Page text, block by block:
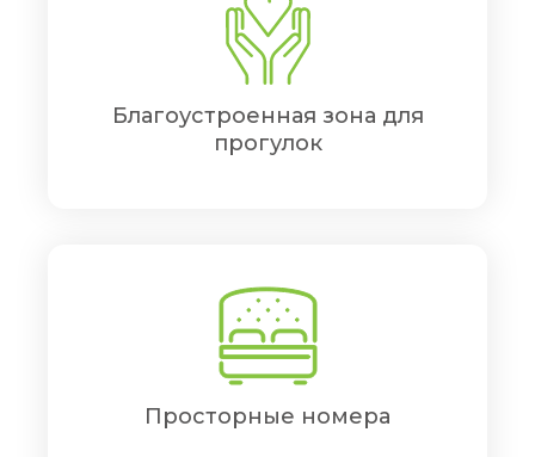
Благоустроенная зона для
прогулок
Просторные номера